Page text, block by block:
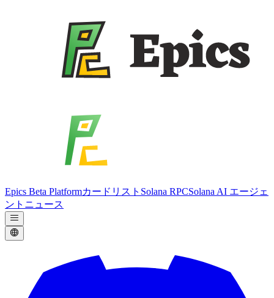
Epics Beta Platformカードリスト Solana RPCSolana AI エージェ
ント ニュース